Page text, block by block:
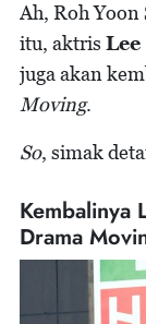
Ah, Roh Yoon
itu, aktris
juga akan
Moving.
So, simak
Kembalinya
Drama